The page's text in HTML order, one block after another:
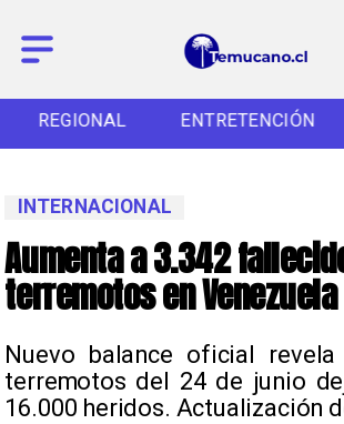
REGIONAL ENTRETENCIÓN
Aumenta a 3.342
terremotos en Venezuela
Nuevo balance oficial
terremotos del 24 de junio
16.000 heridos. Actualización
INTERNACIONAL